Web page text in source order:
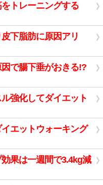
トレーニングする
下脂肪に原因アリ
で腸下垂がおきる!?
強化してダイエット
エットウォーキング
果は一週間で3.4kg減